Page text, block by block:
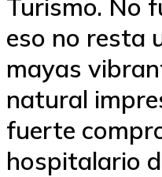
Turismo. No
eso no resta
mayas
natural
fuerte
hospitalario